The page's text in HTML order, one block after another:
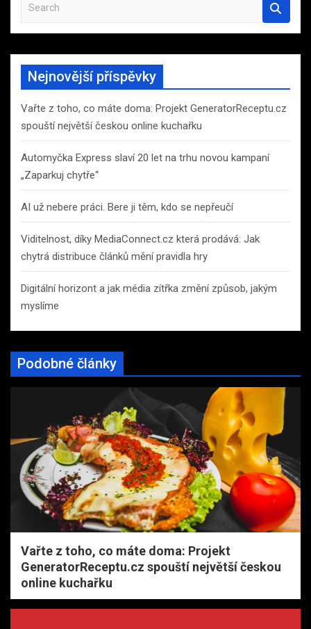
a
r
h
Nejnovější příspěvky
Vařte z toho, co máte doma: Projekt GeneratorReceptu.cz
spouští největší českou online kuchařku
Automyčka Express slaví 20 let na trhu novou kampaní
„Zaparkuj chytře“
AI už nebere práci. Bere ji těm, kdo se nepřeučí
Viditelnost, díky MediaConnect.cz která prodává: Jak
chytrá distribuce článků mění pravidla hry
Digitální horizont a jak média zítřka změní způsob, jakým
myslíme
Podobné články
Vařte z toho, co máte doma: Projekt
GeneratorReceptu.cz spouští největší českou
online kuchařku